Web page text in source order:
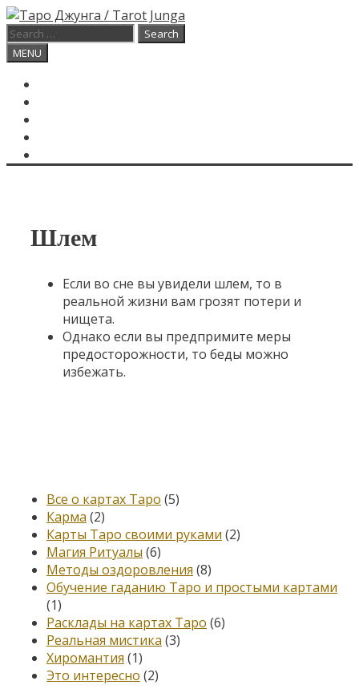
Skip
to
content
Search
for:
Search
MENU
Шлем
Если во сне вы увидели шлем, то в
реальной жизни вам грозят потери и
нищета.
Однако если вы предпримите меры
предосторожности, то беды можно
избежать.
Все о картах Таро (5)
Карма (2)
Карты Таро своими руками (2)
Магия Ритуалы (6)
Методы оздоровления (8)
Обучение гаданию Таро и простыми картами
(1)
Расклады на картах Таро (6)
Реальная мистика (3)
Хиромантия (1)
Это интересно (2)